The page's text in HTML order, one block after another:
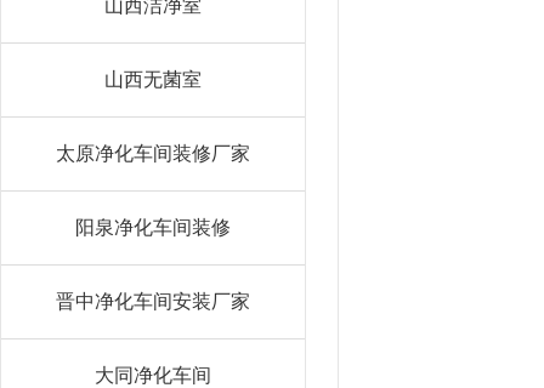
山西洁净室
山西无菌室
太原净化车间装修厂家
阳泉净化车间装修
晋中净化车间安装厂家
大同净化车间